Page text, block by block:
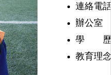
連絡電
辦公室
學 歷：
教育理